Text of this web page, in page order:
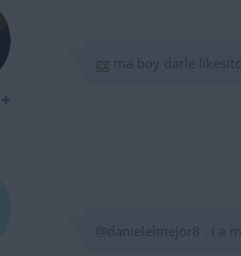
gg ma boy darle
@danielelmejor8 : i a